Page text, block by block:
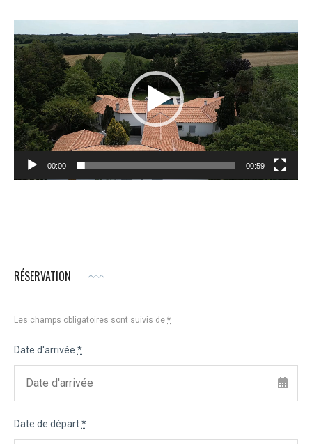
vidéo
00:00 00:59
RÉSERVATION
Les champs obligatoires sont suivis de *
Date d'arrivée *
Date de départ*